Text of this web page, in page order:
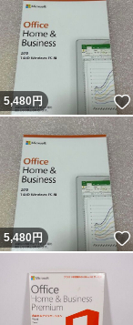
5,480円
5,480円